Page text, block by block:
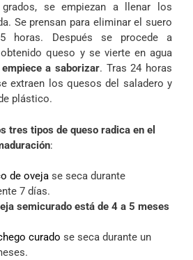
se empiezan a llenar los
Se prensan para eliminar el suero
5 horas. Después se procede a
queso y se vierte en agua
empiece a saborizar. Tras 24 horas
extraen los quesos del saladero y
plástico.
tres tipos de queso radica en el
:
de oveja se seca durante
7 días.
semicurado está de 4 a 5 meses
curado se seca durante un